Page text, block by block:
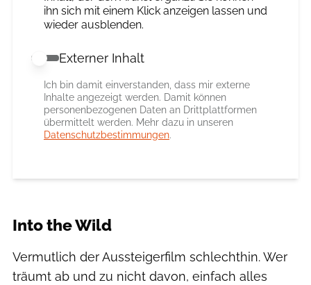
ihn sich mit einem Klick anzeigen lassen und
wieder ausblenden.
Externer Inhalt erlauben
Externer Inhalt
Ich bin damit einverstanden, dass mir externe
Inhalte angezeigt werden. Damit können
personenbezogenen Daten an Drittplattformen
übermittelt werden. Mehr dazu in unseren
Datenschutzbestimmungen.
Into the Wild
Vermutlich der Aussteigerfilm schlechthin. Wer
träumt ab und zu nicht davon, einfach alles